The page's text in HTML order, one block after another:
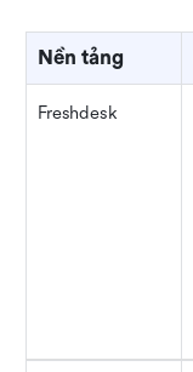
Nền tảng
Freshdesk